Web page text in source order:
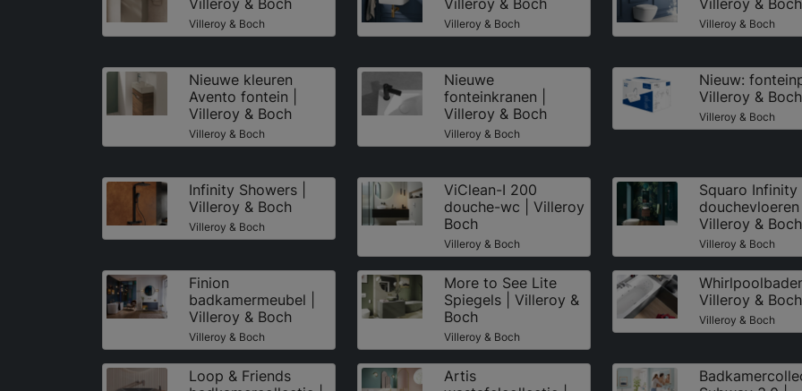
Villeroy & Boch Villeroy & Boch Villeroy & Boch
Nieuwe kleuren
Avento fontein |
Villeroy & Boch
Villeroy & Boch
Nieuwe
fonteinkranen |
Villeroy & Boch
Villeroy & Boch
Nieuw:
Villeroy & Boch
Villeroy & Boch
Infinity Showers |
Villeroy & Boch
Villeroy & Boch
ViClean-I 200
douche-wc | Villeroy
Boch
Villeroy & Boch
Squaro Infinity
Villeroy & Boch
Villeroy & Boch
Finion
badkamermeubel |
Villeroy & Boch
Villeroy & Boch
More to See Lite
Spiegels | Villeroy &
Boch
Villeroy & Boch
Villeroy & Boch
Villeroy & Boch
Loop & Friends
Artis